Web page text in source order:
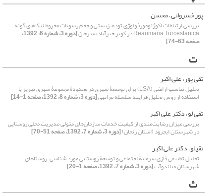
پورخسروانی، محسن
بررسی ارتباطات اکوژئومورفولوژِی توده¬زیستی و حجم رسوبات مخروط نبکاهای گونه
Reaumaria Turcestanica در کویر خیرآباد سیرجان [دوره 3، شماره 6، 1392،
صفحه 63-74]
ت
تقی پور، علی اکبر
تحلیل تناسب اراضی (LSA) برای توسعۀ شهری در محدودۀ مجموعۀ شهری تبریز با
استفاده از روش تحلیل فرایند سلسله مراتبی[دوره 3، شماره 8، 1392، صفحه 1-14]
تقی لو، دکتر علی اکبر
بررسی میزان رضایت‌مندی از کیفیت خدمات سازمان‌های متولی مدیریت محلی روستایی
در شهرستان ایجرود (استان زنجان)[دوره 3، شماره 7، 1392، صفحه 51-70]
تقیلو، دکتر علی اکبر
تحلیل تطبیقی فازی سرمایۀ اجتماعی و توسعۀ روستایی مورد شناسی: روستاهای
شهرستان میاندوآب[دوره 3، شماره 7، 1392، صفحه 1-20]
ث